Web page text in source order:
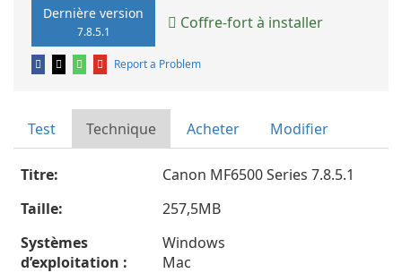
Dernière version
7.8.5.1 Coffre-fort à installer
Report a Problem
Test Technique Acheter Modifier
Titre:
Canon MF6500 Series 7.8.5.1
Taille:
257,5MB
Systèmes
d’exploitation :
Windows
Mac